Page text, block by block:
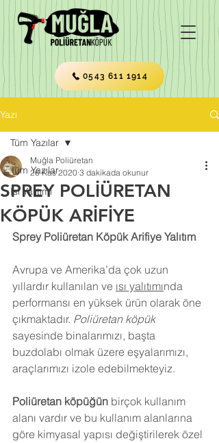
0543 611 1914
Yazı
Tüm Yazılar
Isı Yalıtımı
Tüm Yazılar
SPREY POLİÜRETAN
KÖPÜK ARİFİYE
Muğla Poliüretan
26 Kas 2020 3 dakikada okunur
Sprey Poliüretan Köpük Arifiye Yalıtım
Avrupa ve Amerika’da çok uzun
yıllardır kullanılan ve ısı yalıtımında
performansı en yüksek ürün olarak öne
çıkmaktadır. Poliüretan köpük
sayesinde binalarımızı, başta
buzdolabı olmak üzere eşyalarımızı,
araçlarımızı izole edebilmekteyiz.
Poliüretan köpüğün birçok kullanım
alanı vardır ve bu kullanım alanlarına
göre kimyasal yapısı değiştirilerek özel